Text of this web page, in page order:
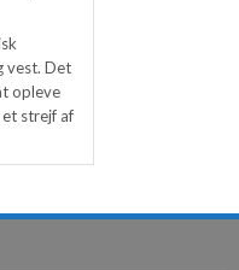
vest. Det
opleve
strejf af